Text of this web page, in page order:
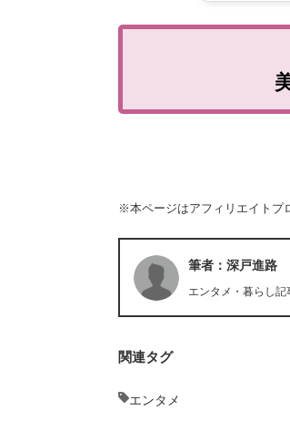
※本ページはアフィリエイトプ
筆者：深戸進路
エンタメ・暮らし記
関連タグ
エンタメ